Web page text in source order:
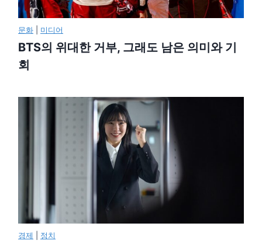
문화 미디어
BTS의 위대한 거부, 그래도 남은 의미와 기
회
경제 정치